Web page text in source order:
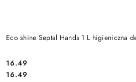
Eco shine Septal Hands 1 L higieniczna
Cena:
16.49
Cena:
16.49